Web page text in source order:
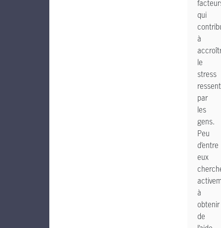
qui
à
le
stress
par
les
gens.
Peu
d’entre
eux
à
obtenir
de